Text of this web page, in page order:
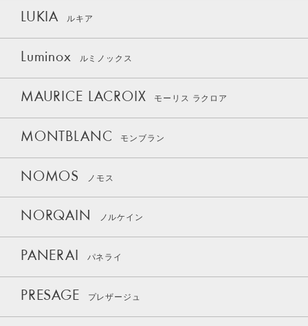
LUKIA ルキア
Luminox ルミノックス
MAURICE LACROIX モーリス ラクロア
MONTBLANC モンブラン
NOMOS ノモス
NORQAIN ノルケイン
PANERAI パネライ
PRESAGE プレザージュ